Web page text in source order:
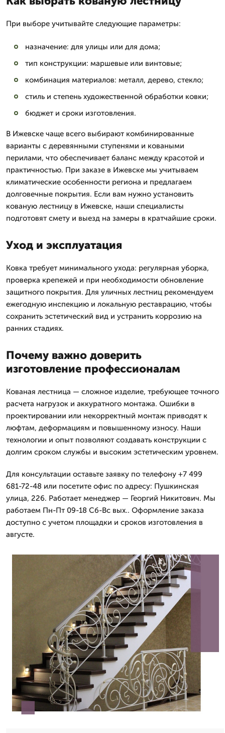
При выборе учитывайте следующие параметры:
назначение: для улицы или для дома;
тип конструкции: маршевые или винтовые;
комбинация материалов: металл, дерево, стекло;
стиль и степень художественной обработки ковки;
бюджет и сроки изготовления.
В Ижевске чаще всего выбирают комбинированные
варианты с деревянными ступенями и коваными
перилами, что обеспечивает баланс между красотой и
практичностью. При заказе в Ижевске мы учитываем
климатические особенности региона и предлагаем
долговечные покрытия. Если вам нужно установить
кованую лестницу в Ижевске, наши специалисты
подготовят смету и выезд на замеры в кратчайшие сроки.
Уход и эксплуатация
Ковка требует минимального ухода: регулярная уборка,
проверка крепежей и при необходимости обновление
защитного покрытия. Для уличных лестниц рекомендуем
ежегодную инспекцию и локальную реставрацию, чтобы
сохранить эстетический вид и устранить коррозию на
ранних стадиях.
Почему важно доверить
изготовление профессионалам
Кованая лестница — сложное изделие, требующее точного
расчета нагрузок и аккуратного монтажа. Ошибки в
проектировании или некорректный монтаж приводят к
люфтам, деформациям и повышенному износу. Наши
технологии и опыт позволяют создавать конструкции с
долгим сроком службы и высоким эстетическим уровнем.
Для консультации оставьте заявку по телефону +7 499
681-72-48 или посетите офис по адресу: Пушкинская
улица, 226. Работает менеджер — Георгий Никитович. Мы
работаем Пн-Пт 09-18 Сб-Вс вых.. Оформление заказа
доступно с учетом площадки и сроков изготовления в
августе.